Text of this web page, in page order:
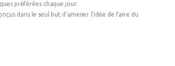
préférées chaque jour.
dans le seul but d'amener l'idée de faire du